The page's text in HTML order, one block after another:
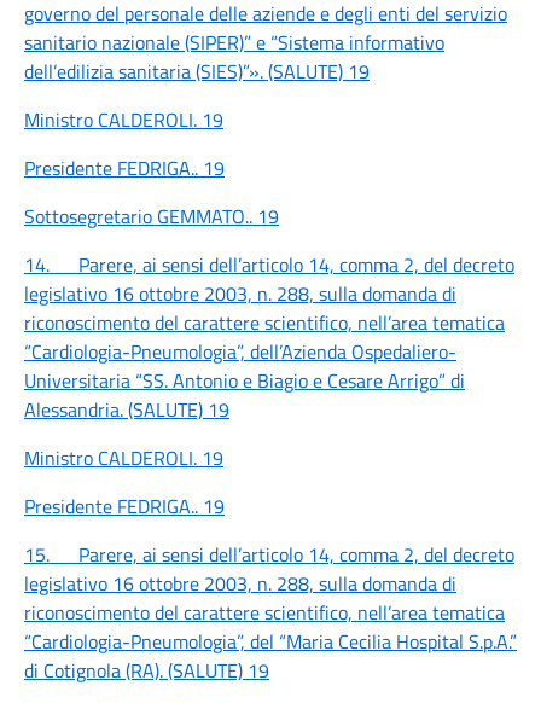
governo del personale delle aziende e degli enti del servizio
sanitario nazionale (SIPER)” e “Sistema informativo
dell’edilizia sanitaria (SIES)”». (SALUTE) 19
Ministro CALDEROLI. 19
Presidente FEDRIGA.. 19
Sottosegretario GEMMATO.. 19
14. Parere, ai sensi dell’articolo 14, comma 2, del decreto
legislativo 16 ottobre 2003, n. 288, sulla domanda di
riconoscimento del carattere scientifico, nell’area tematica
“Cardiologia-Pneumologia”, dell’Azienda Ospedaliero-
Universitaria “SS. Antonio e Biagio e Cesare Arrigo” di
Alessandria. (SALUTE) 19
Ministro CALDEROLI. 19
Presidente FEDRIGA.. 19
15. Parere, ai sensi dell’articolo 14, comma 2, del decreto
legislativo 16 ottobre 2003, n. 288, sulla domanda di
riconoscimento del carattere scientifico, nell’area tematica
“Cardiologia-Pneumologia”, del “Maria Cecilia Hospital S.p.A.”
di Cotignola (RA). (SALUTE) 19